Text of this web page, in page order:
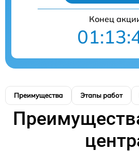
Конец
Преимущества Этапы работ